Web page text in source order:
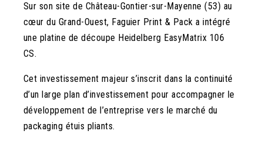
Sur son site de Château-Gontier-sur-Mayenne (53) au
cœur du Grand-Ouest, Faguier Print & Pack a intégré
une platine de découpe Heidelberg EasyMatrix 106
CS.
Cet investissement majeur s’inscrit dans la continuité
d’un large plan d’investissement pour accompagner le
développement de l’entreprise vers le marché du
packaging étuis pliants.